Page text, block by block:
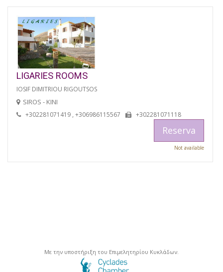
LIGARIES ROOMS
IOSIF DIMITRIOU RIGOUTSOS
SIROS - KINI
+302281071419 , +306986115567 +302281071118
Reserva
Not available
Με την υποστήριξη του Επιμελητηρίου Κυκλάδων.